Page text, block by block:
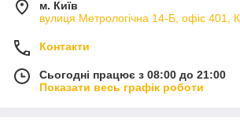
м. Київ
вулиця Метрологічна 14-Б, офіс 401,
Контакти
Сьогодні працює з 08:00 до 21:00
Показати весь графік роботи